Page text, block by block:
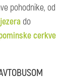
pohodnike, od
do
cerkve